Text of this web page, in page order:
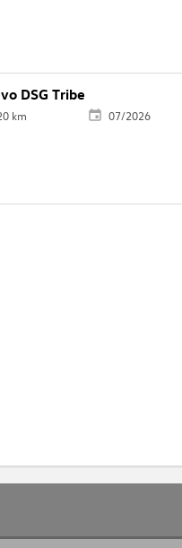
DSG Tribe
km
07/2026